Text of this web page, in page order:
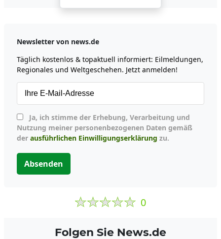
Newsletter von news.de
Täglich kostenlos & topaktuell informiert: Eilmeldungen,
Regionales und Weltgeschehen. Jetzt anmelden!
Nutzung meiner personenbezogenen Daten gemäß
der ausführlichen Einwilligungserklärung zu.
Absenden
0
Folgen Sie News.de